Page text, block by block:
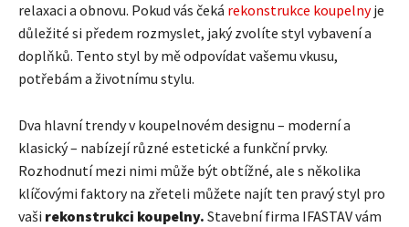
relaxaci a obnovu. Pokud vás čeká rekonstrukce koupelnyje
důležité si předem rozmyslet, jaký zvolíte styl vybavení a
doplňků. Tento styl by mě odpovídat vašemu vkusu,
potřebám a životnímu stylu.
Dva hlavní trendy v koupelnovém designu – moderní a
klasický – nabízejí různé estetické a funkční prvky.
Rozhodnutí mezi nimi může být obtížné, ale s několika
klíčovými faktory na zřeteli můžete najít ten pravý styl pro
vaši rekonstrukci koupelny. Stavební firma IFASTAV vám